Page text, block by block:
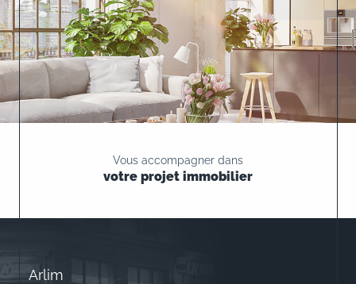
Vous accompagner dans
votre projet immobilier
Arlim